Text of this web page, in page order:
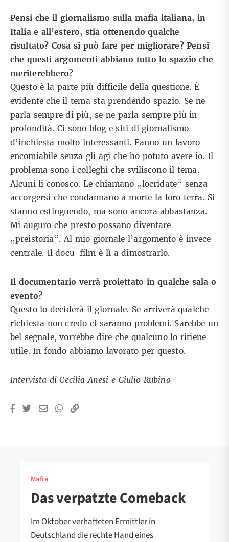
Pensi che il giornalismo sulla mafia italiana, in
Italia e all’estero, stia ottenendo qualche
risultato? Cosa si può fare per migliorare? Pensi
che questi argomenti abbiano tutto lo spazio che
meriterebbero?
Questo è la parte più difficile della questione. È
evidente che il tema sta prendendo spazio. Se ne
parla sempre di più, se ne parla sempre più in
profondità. Ci sono blog e siti di giornalismo
d’inchiesta molto interessanti. Fanno un lavoro
encomiabile senza gli agi che ho potuto avere io. Il
problema sono i colleghi che sviliscono il tema.
Alcuni li conosco. Le chiamano „locridate“ senza
accorgersi che condannano a morte la loro terra. Si
stanno estinguendo, ma sono ancora abbastanza.
Mi auguro che presto possano diventare
„preistoria“. Al mio giornale l’argomento è invece
centrale. Il docu-film è lì a dimostrarlo.
Il documentario verrà proiettato in qualche sala o
evento?
Questo lo deciderà il giornale. Se arriverà qualche
richiesta non credo ci saranno problemi. Sarebbe un
bel segnale, vorrebbe dire che qualcuno lo ritiene
utile. In fondo abbiamo lavorato per questo.
Intervista di Cecilia Anesi e Giulio Rubino
Mafia
Das verpatzte Comeback
Im Oktober verhafteten Ermittler in
Deutschland die rechte Hand eines